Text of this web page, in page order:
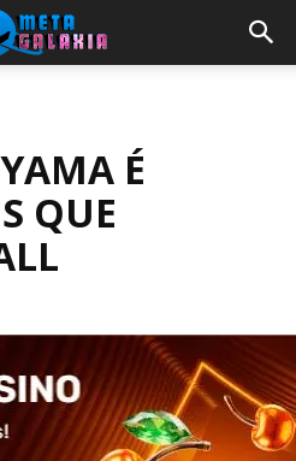
É
QUE